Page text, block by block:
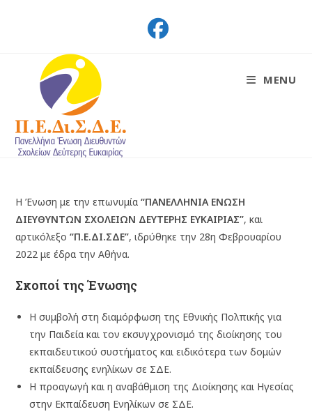
MENU
Η Ένωση με την επωνυμία“ΠΑΝΕΛΛΗΝΙΑ ΕΝΩΣΗ
ΔΙΕΥΘΥΝΤΩΝ ΣΧΟΛΕΙΩΝ ΔΕΥΤΕΡΗΣ ΕΥΚΑΙΡΙΑΣ”, και
αρτικόλεξο“Π.Ε.ΔΙ.ΣΔΕ”, ιδρύθηκε την 28η Φεβρουαρίου
2022 με έδρα την Αθήνα.
Σκοποί της Ένωσης
Η συμβολή στη διαμόρφωση της Εθνικής Πολπικής για
την Παιδεία και τον εκσυγχρονισμό της διοίκησης του
εκπαιδευτικού συστήματος και ειδικότερα των δομών
εκπαίδευσης ενηλίκων σε ΣΔΕ.
Η προαγωγή και η αναβάθμιση της Διοίκησης και Ηγεσίας
στην Εκπαίδευση Ενηλίκων σε ΣΔΕ.